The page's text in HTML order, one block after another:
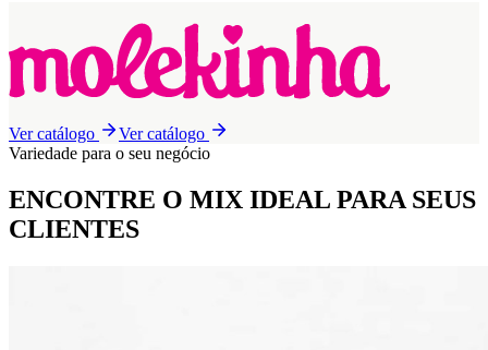
Ver catálogo
Ver catálogo
Variedade para o seu negócio
ENCONTRE O MIX IDEAL PARA SEUS
CLIENTES